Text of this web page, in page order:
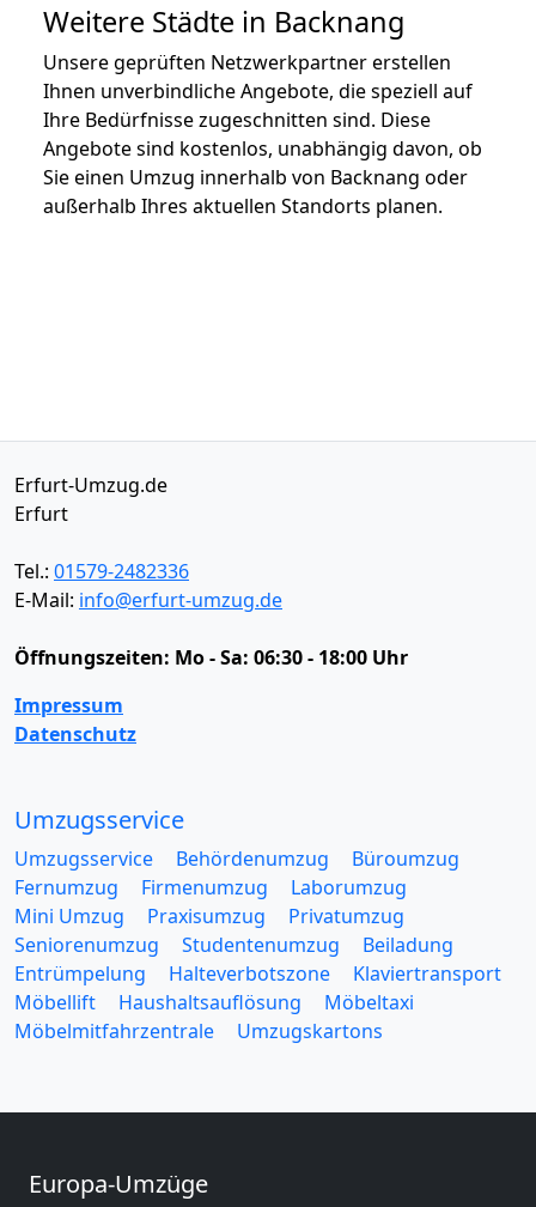
Weitere Städte in Backnang
Unsere geprüften Netzwerkpartner erstellen
Ihnen unverbindliche Angebote, die speziell auf
Ihre Bedürfnisse zugeschnitten sind. Diese
Angebote sind kostenlos, unabhängig davon, ob
Sie einen Umzug innerhalb von Backnang oder
außerhalb Ihres aktuellen Standorts planen.
Erfurt-Umzug.de
Erfurt
Tel.: 01579-2482336
E-Mail: info@erfurt-umzug.de
Öffnungszeiten: Mo - Sa: 06:30 - 18:00 Uhr
Impressum
Datenschutz
Umzugsservice
Umzugsservice Behördenumzug
Büroumzug
Fernumzug
Firmenumzug
Laborumzug
Mini Umzug
Praxisumzug
Privatumzug
Seniorenumzug
Studentenumzug
Beiladung
Entrümpelung
Halteverbotszone
Klaviertransport
Möbellift
Haushaltsauflösung
Möbeltaxi
Möbelmitfahrzentrale
Umzugskartons
Europa-Umzüge